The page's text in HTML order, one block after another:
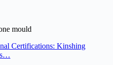
mould
Certifications: Kinshing